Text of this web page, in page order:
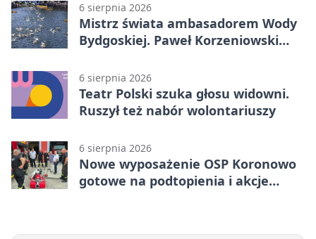
6 sierpnia 2026
Mistrz świata ambasadorem Wody
Bydgoskiej. Paweł Korzeniowski
6 sierpnia 2026
Teatr Polski szuka głosu widowni.
Ruszył też nabór wolontariuszy
6 sierpnia 2026
Nowe wyposażenie OSP Koronowo
gotowe na podtopienia i akcje